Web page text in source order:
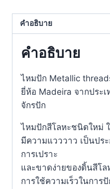
คำอธิบาย
คำอธิบาย
ไหมปัก Metallic
ยี่ห้อ Madeira จากประ
จักรปัก
ไหมปักสีโลหะชนิดใหม่
มีความแวววาว เป็นปร
การเปราะ
และขาดง่ายของดิ้นสีโ
การใช้ความเร็วในการปั